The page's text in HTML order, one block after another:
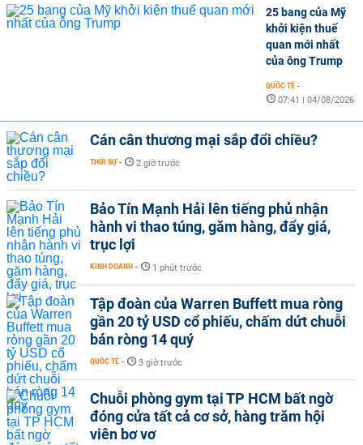
25 bang của Mỹ
khởi kiện thuế
quan mới nhất
của ông Trump
QUỐC TẾ -
07:41 | 04/08/2026
Cán cân thương mại sắp đổi chiều?
THỜI SỰ - 2 giờ trước
Bảo Tín Mạnh Hải lên tiếng phủ nhận
hành vi thao túng, găm hàng, đẩy giá,
trục lợi
KINH DOANH - 1 phút trước
Tập đoàn của Warren Buffett mua ròng
gần 20 tỷ USD cổ phiếu, chấm dứt chuỗi
bán ròng 14 quý
QUỐC TẾ - 3 giờ trước
Chuỗi phòng gym tại TP HCM bất ngờ
đóng cửa tất cả cơ sở, hàng trăm hội
viên bơ vơ